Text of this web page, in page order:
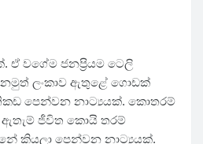
ඒ වගේම ජනප්‍රියම ටෙලි
ලංකාව ඇතුළේ ගොඩක්
පෙන්වන නාට්‍යයක්. කොතරම්
ජීවිත කොයි තරම්
කියලා පෙන්වන නාට්‍යයක්.